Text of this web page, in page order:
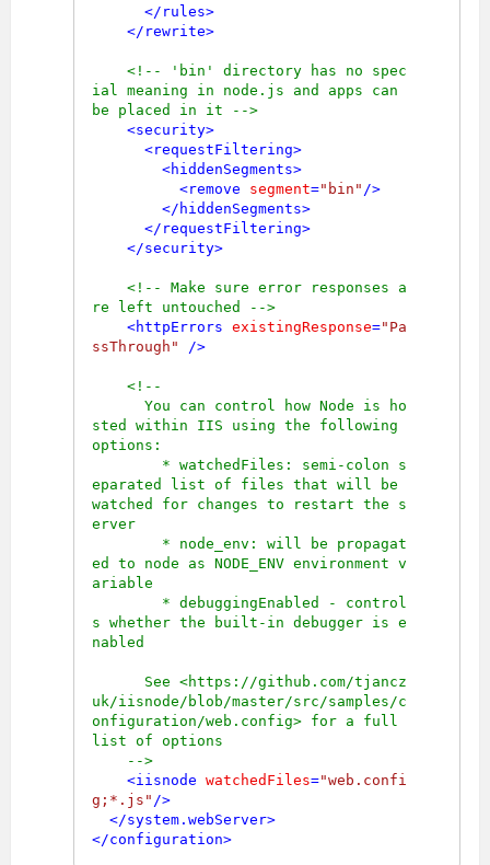
</ rules>
</ rewrite>
<!-- 'bin' directory has no spec
ial meaning in node.js and apps can
be placed in it -->
<security>
<requestFiltering>
<hiddenSegments>
<remove segment="bin" />
</ hiddenSegments>
</ requestFiltering>
</security>
<!-- Make sure error responses a
re left untouched -->
<httpErrors existingResponse="Pa
ssThrough"
/>
<!--
      You can control how Node is ho
sted within IIS using the following
options:
eparated list of files that will be
watched for changes to restart the s
erver
ed to node as NODE_ENV environment v
ariable
s whether the built-in debugger is e
nabled
uk/iisnode/blob/master/src/samples/c
onfiguration/web.config> for a full
list of options
    -->
<iisnode watchedFiles="web.confi
g;*.js" />
</system.webServer>
</configuration>